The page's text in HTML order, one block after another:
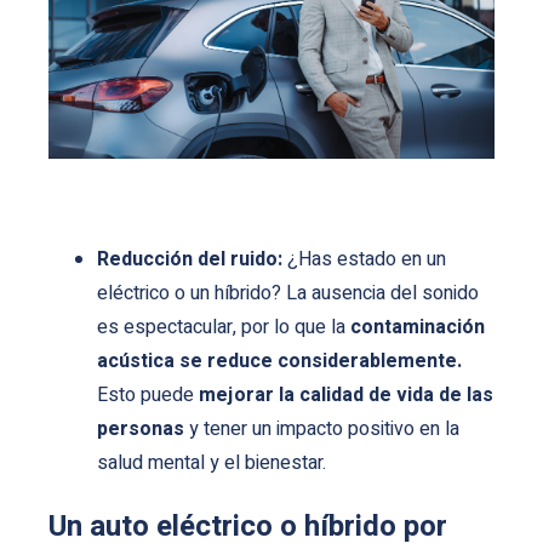
Reducción del ruido:¿Has estado en un
eléctrico o un híbrido? La ausencia del sonido
es espectacular, por lo que la contaminación
acústica se reduce considerablemente.
Esto puede mejorar la calidad de vida de las
personas y tener un impacto positivo en la
salud mental y el bienestar.
Un auto eléctrico o híbrido por